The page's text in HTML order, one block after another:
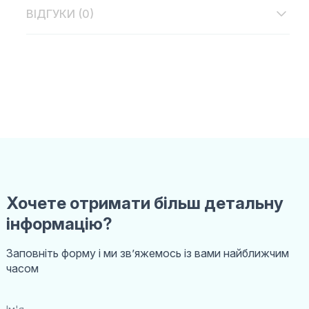
ВІДГУКИ (0)
Хочете отримати більш детальну
інформацію?
Заповніть форму і ми звʼяжемось із вами найближчим
часом